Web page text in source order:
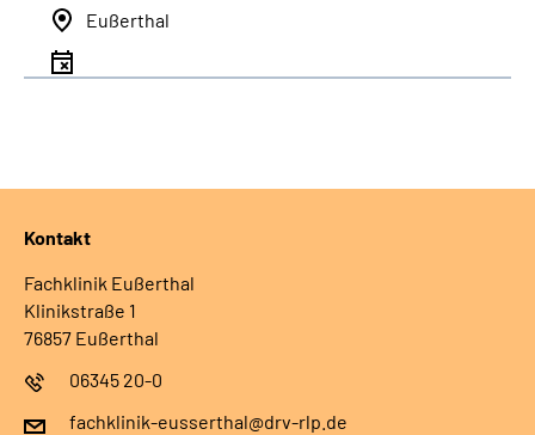
Eußerthal
Kontakt
Fachklinik Eußerthal
Klinikstraße 1
76857 Eußerthal
06345 20-0
fachklinik-eusserthal@drv-rlp.de